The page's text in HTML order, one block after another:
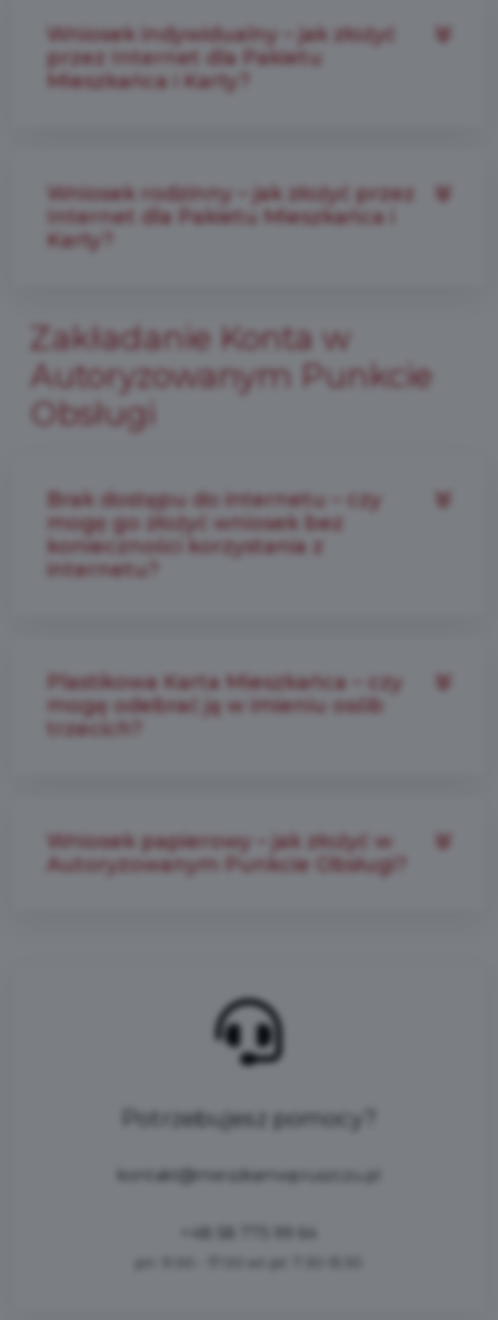
Wniosek indywidualny – jak złożyć
przez Internet dla Pakietu
Mieszkańca i Karty?
Wniosek rodzinny – jak złożyć przez
Internet dla Pakietu Mieszkańca i
Karty?
Zakładanie Konta w
Autoryzowanym Punkcie
Obsługi
Brak dostępu do internetu – czy
mogę go złożyć wniosek bez
konieczności korzystania z
internetu?
Plastikowa Karta Mieszkańca – czy
mogę odebrać ją w imieniu osób
trzecich?
Wniosek papierowy – jak złożyć w
Autoryzowanym Punkcie Obsługi?
Potrzebujesz pomocy?
kontakt@mieszkamwpruszczu.pl